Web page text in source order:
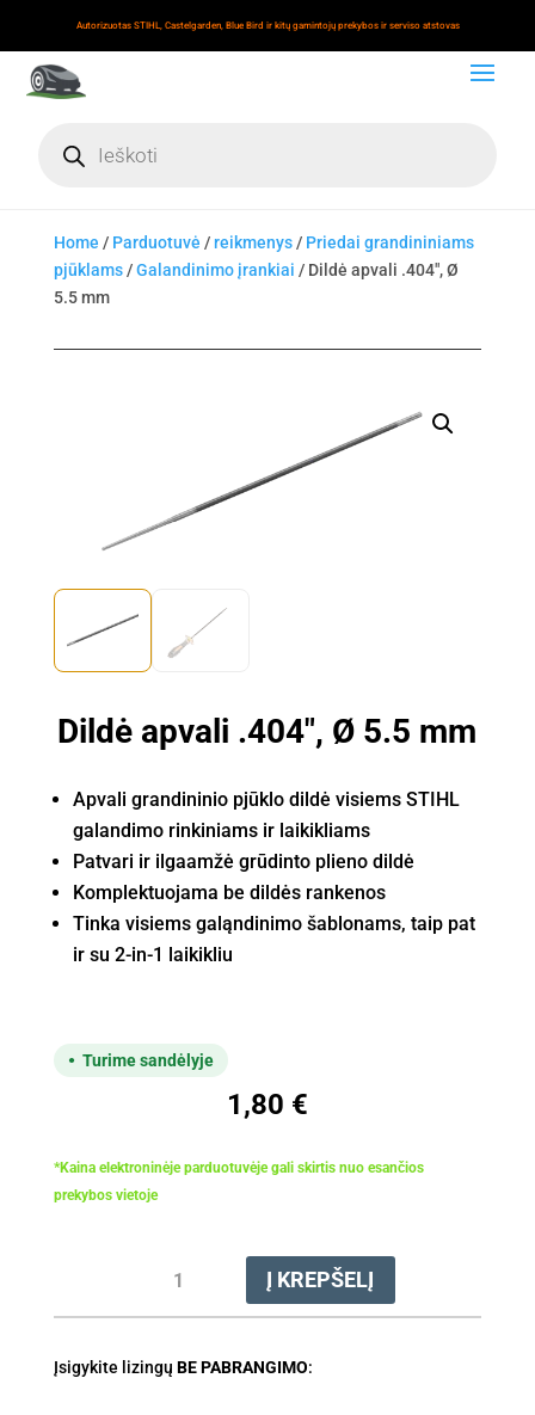
Autorizuotas STIHL, Castelgarden, Blue Bird ir kitų gamintojų prekybos ir serviso atstovas
search
Home / Parduotuvė /reikmenys/ Priedai grandininiams
pjūklams/Galandinimo įrankiai / Dildė apvali .404", Ø
5.5 mm
Dildė apvali .404", Ø 5.5 mm
Apvali grandininio pjūklo dildė visiems STIHL
galandimo rinkiniams ir laikikliams
Patvari ir ilgaamžė grūdinto plieno dildė
Komplektuojama be dildės rankenos
Tinka visiems galąndinimo šablonams, taip pat
ir su 2-in-1 laikikliu
Turime sandėlyje
1,80 €
*Kaina elektroninėje parduotuvėje gali skirtis nuo esančios
prekybos vietoje
kiekis:
Dildė
.404",
Į KREPŠELĮ
Įsigykite lizingų BE PABRANGIMO: